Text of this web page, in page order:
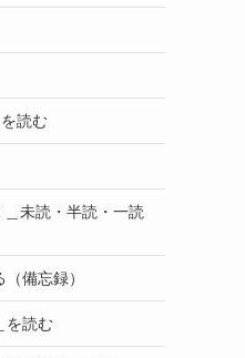
読む
未読・半読・一読
備忘録）
を読む